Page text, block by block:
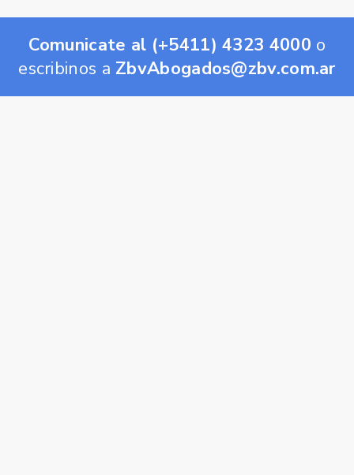
Comunicate al (+5411) 4323 4000 o
escribinos a ZbvAbogados@zbv.com.ar